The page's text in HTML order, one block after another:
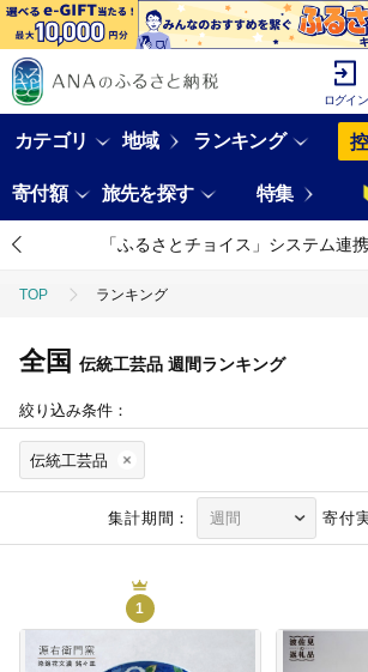
ログイン
カテゴリ 地域 ランキング
寄付額 旅先を探す 特集
「ふるさとチョイス」システム連
TOP ランキング
全国 伝統工芸品 週間ランキング
絞り込み条件：
伝統工芸品
集計期間： 寄付
1